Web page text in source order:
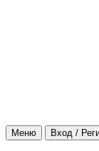
Меню Вход /